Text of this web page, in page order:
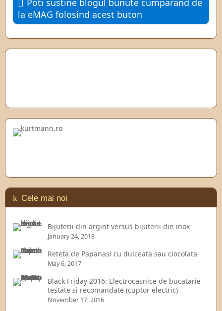
Poti sustine blogul bunute cumparand de
la eMAG folosind acest buton
Cele mai noi
Bijuterii din argint versus bijuterii din inox
January 24, 2018
Reteta de Papanasi cu dulceata sau ciocolata
May 6, 2017
Black Friday 2016: Electrocasnice de bucatarie
testate si recomandate (cuptor electric)
November 17, 2016